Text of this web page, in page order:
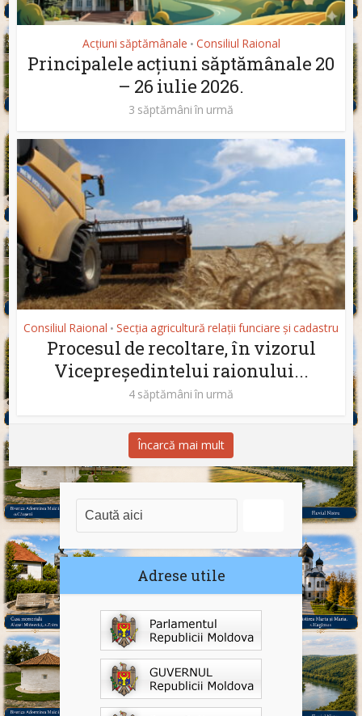
Acțiuni săptămânale • Consiliul Raional
Principalele acțiuni săptămânale 20
– 26 iulie 2026.
3 săptămâni în urmă
Consiliul Raional • Secția agricultură relații funciare și cadastru
Procesul de recoltare, în vizorul
Vicepreședintelui raionului...
4 săptămâni în urmă
Încarcă mai mult
Adrese utile